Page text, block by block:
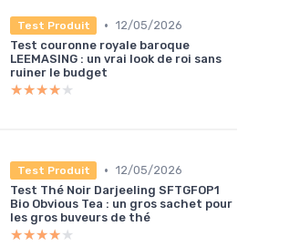
Test Produit • 12/05/2026
Test couronne royale baroque
LEEMASING : un vrai look de roi sans
ruiner le budget
★★★★★
★★★★★
Test Produit • 12/05/2026
Test Thé Noir Darjeeling SFTGFOP1
Bio Obvious Tea : un gros sachet pour
les gros buveurs de thé
★★★★★
★★★★★